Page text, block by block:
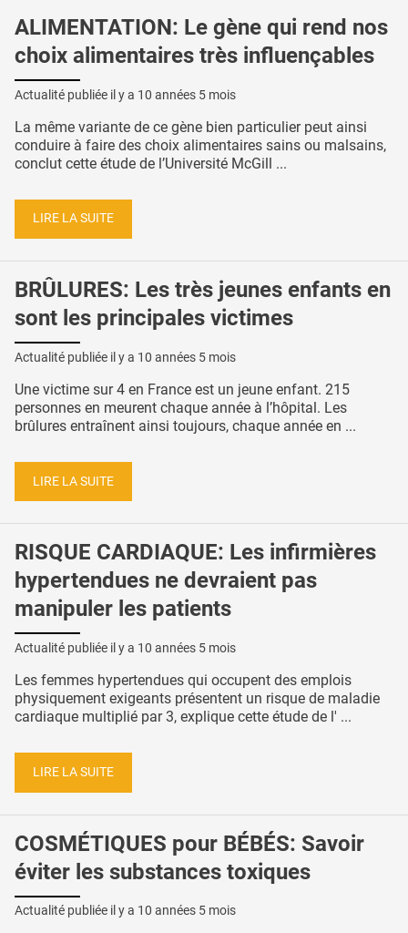
ALIMENTATION: Le gène qui rend nos
choix alimentaires très influençables
Actualité publiée il y a 10 années 5 mois
La même variante de ce gène bien particulier peut ainsi
conduire à faire des choix alimentaires sains ou malsains,
conclut cette étude de l’Université McGill ...
LIRE LA SUITE
BRÛLURES: Les très jeunes enfants en
sont les principales victimes
Actualité publiée il y a 10 années 5 mois
Une victime sur 4 en France est un jeune enfant. 215
personnes en meurent chaque année à l’hôpital. Les
brûlures entraînent ainsi toujours, chaque année en ...
LIRE LA SUITE
RISQUE CARDIAQUE: Les infirmières
hypertendues ne devraient pas
manipuler les patients
Actualité publiée il y a 10 années 5 mois
Les femmes hypertendues qui occupent des emplois
physiquement exigeants présentent un risque de maladie
cardiaque multiplié par 3, explique cette étude de l' ...
LIRE LA SUITE
COSMÉTIQUES pour BÉBÉS: Savoir
éviter les substances toxiques
Actualité publiée il y a 10 années 5 mois